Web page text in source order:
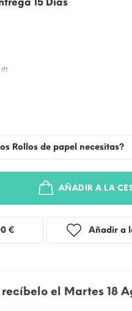
Rollos de papel necesitas?
AÑADIR A LA
3,00 € Añadir a
el Martes 18